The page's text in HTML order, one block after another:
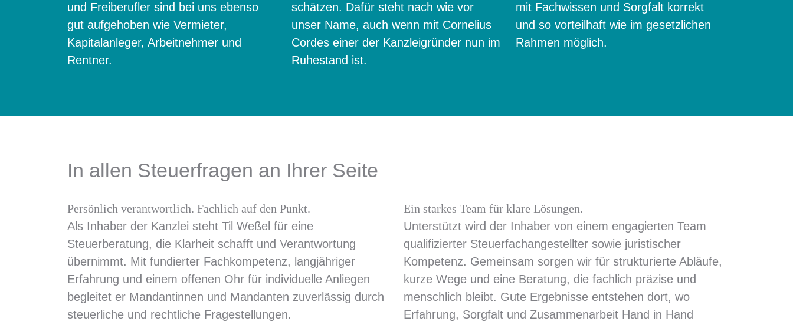
und Freiberufler sind bei uns ebenso
gut aufgehoben wie Vermieter,
Kapitalanleger, Arbeitnehmer und
Rentner.
schätzen. Dafür steht nach wie vor
unser Name, auch wenn mit Cornelius
Cordes einer der Kanzleigründer nun im
Ruhestand ist.
mit Fachwissen und Sorgfalt korrekt
und so vorteilhaft wie im gesetzlichen
Rahmen möglich.
In allen Steuerfragen an Ihrer Seite
Persönlich verantwortlich. Fachlich auf den Punkt.
Als Inhaber der Kanzlei steht Til Weßel für eine
Steuerberatung, die Klarheit schafft und Verantwortung
übernimmt. Mit fundierter Fachkompetenz, langjähriger
Erfahrung und einem offenen Ohr für individuelle Anliegen
begleitet er Mandantinnen und Mandanten zuverlässig durch
steuerliche und rechtliche Fragestellungen.
Ein starkes Team für klare Lösungen.
Unterstützt wird der Inhaber von einem engagierten Team
qualifizierter Steuerfachangestellter sowie juristischer
Kompetenz. Gemeinsam sorgen wir für strukturierte Abläufe,
kurze Wege und eine Beratung, die fachlich präzise und
menschlich bleibt. Gute Ergebnisse entstehen dort, wo
Erfahrung, Sorgfalt und Zusammenarbeit Hand in Hand